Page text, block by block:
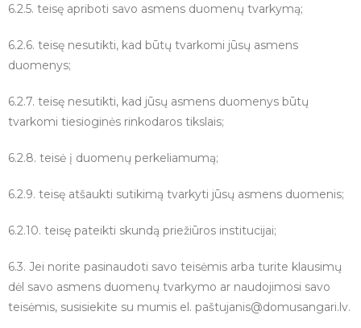
6.2.5. teisę apriboti savo asmens duomenų tvarkymą;
6.2.6. teisę nesutikti, kad būtų tvarkomi jūsų asmens
duomenys;
6.2.7. teisę nesutikti, kad jūsų asmens duomenys būtų
tvarkomi tiesioginės rinkodaros tikslais;
6.2.8. teisė į duomenų perkeliamumą;
6.2.9. teisę atšaukti sutikimą tvarkyti jūsų asmens duomenis;
6.2.10. teisę pateikti skundą priežiūros institucijai;
6.3. Jei norite pasinaudoti savo teisėmis arba turite klausimų
dėl savo asmens duomenų tvarkymo ar naudojimosi savo
teisėmis, susisiekite su mumis el. paštujanis@domusangari.lv.